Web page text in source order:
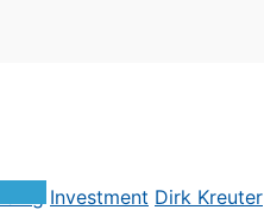
Investment Dirk Kreuter